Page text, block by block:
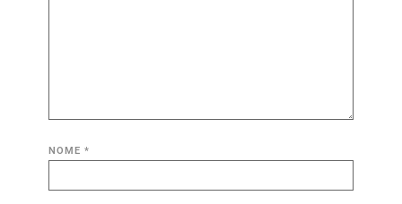
NOME *